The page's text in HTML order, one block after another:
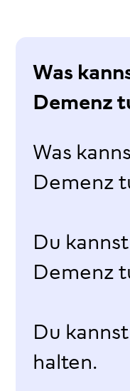
Was
Demenz
Was
Demenz
Du
Demenz
Du
halten.